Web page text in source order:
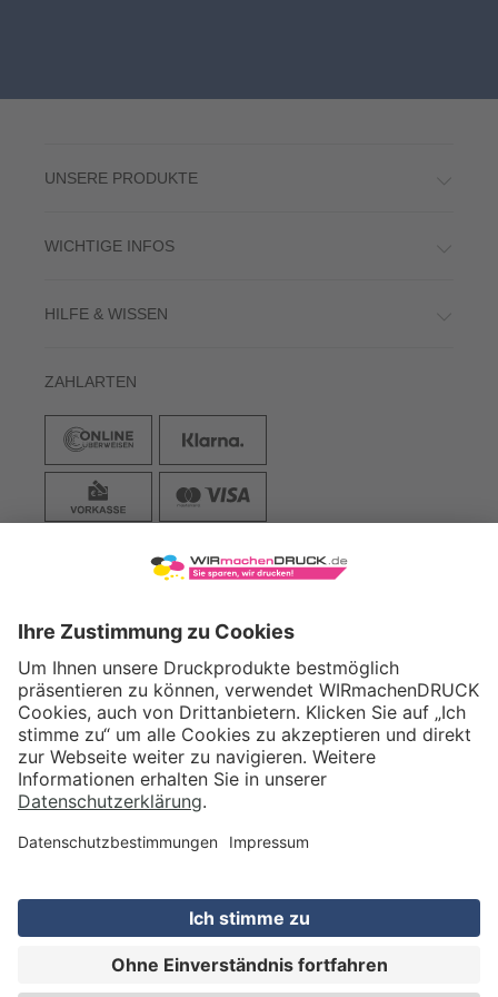
UNSERE PRODUKTE
WICHTIGE INFOS
HILFE & WISSEN
ZAHLARTEN
VERSAND
Illerstraße 15